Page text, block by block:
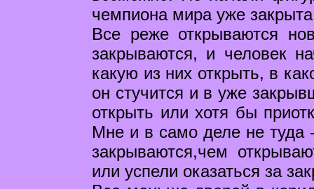
чемпиона мира уже
Все реже открываются
закрываются, и человек
какую из них открыть, в
он стучится и в уже
открыть или хотя бы
Мне и в само деле не туда
закрываются,чем
или успели оказаться за